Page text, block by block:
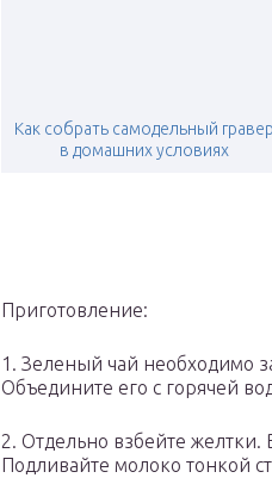
Как собрать самодельный гравер
в домашних условиях
Приготовление:
1. Зеленый чай необходимо
Объедините его с горячей
2. Отдельно взбейте желтки.
Подливайте молоко тонкой